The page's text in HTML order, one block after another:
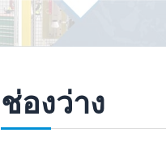
ช่องว่าง